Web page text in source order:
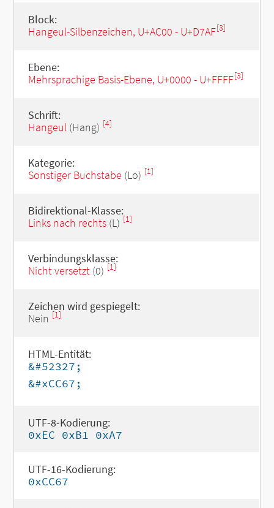
Block:
Hangeul-Silbenzeichen, U+AC00 - U+D7AF[3]
Ebene:
Mehrsprachige Basis-Ebene, U+0000 - U+FFFF[3]
Schrift:
Hangeul(Hang) [4]
Kategorie:
Sonstiger Buchstabe (Lo) [1]
Bidirektional-Klasse:
Links nach rechts(L) [1]
Verbindungsklasse:
Nicht versetzt(0) [1]
Zeichen wird gespiegelt:
Nein [1]
HTML-Entität:
&#52327;
&#xCC67;
UTF-8-Kodierung:
0xEC 0xB1 0xA7
UTF-16-Kodierung:
0xCC67